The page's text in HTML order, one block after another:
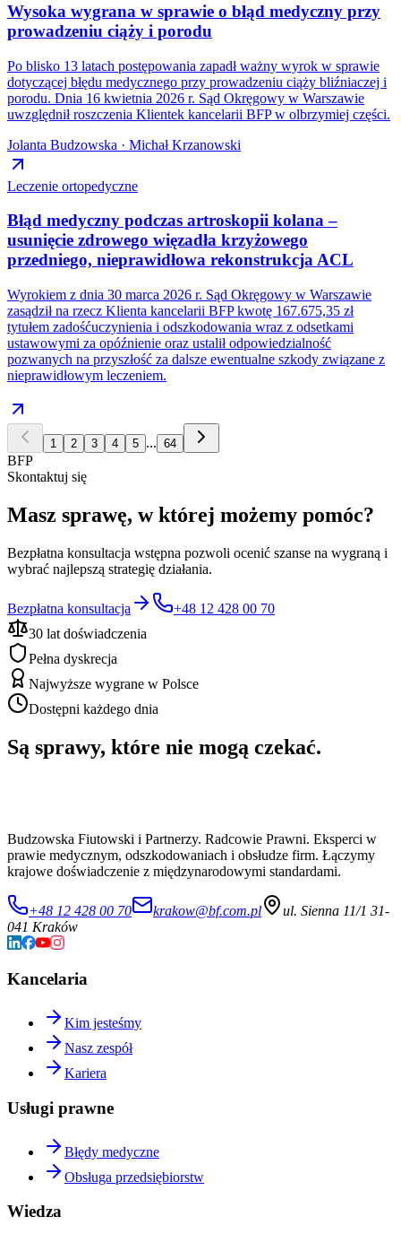
Wysoka wygrana w sprawie o błąd medyczny przy
prowadzeniu ciąży i porodu
Po blisko 13 latach postępowania zapadł ważny wyrok w sprawie
dotyczącej błędu medycznego przy prowadzeniu ciąży bliźniaczej i
porodu. Dnia 16 kwietnia 2026 r. Sąd Okręgowy w Warszawie
uwzględnił roszczenia Klientek kancelarii BFP w olbrzymiej części.
Jolanta Budzowska · Michał Krzanowski
Leczenie ortopedyczne
Błąd medyczny podczas artroskopii kolana –
usunięcie zdrowego więzadła krzyżowego
przedniego, nieprawidłowa rekonstrukcja ACL
Wyrokiem z dnia 30 marca 2026 r. Sąd Okręgowy w Warszawie
zasądził na rzecz Klienta kancelarii BFP kwotę 167.675,35 zł
tytułem zadośćuczynienia i odszkodowania wraz z odsetkami
ustawowymi za opóźnienie oraz ustalił odpowiedzialność
pozwanych na przyszłość za dalsze ewentualne szkody związane z
nieprawidłowym leczeniem.
1 2 3 4 5 ... 64
BFP
Skontaktuj się
Masz sprawę, w której możemy pomóc?
Bezpłatna konsultacja wstępna pozwoli ocenić szanse na wygraną i
wybrać najlepszą strategię działania.
Bezpłatna konsultacja
+48 12 428 00 70
30 lat doświadczenia
Pełna dyskrecja
Najwyższe wygrane w Polsce
Dostępni każdego dnia
Są sprawy, które nie mogą czekać.
Budzowska Fiutowski i Partnerzy. Radcowie Prawni. Eksperci w
prawie medycznym, odszkodowaniach i obsłudze firm. Łączymy
krajowe doświadczenie z międzynarodowymi standardami.
+48 12 428 00 70 krakow@bf.com.pl
ul. Sienna 11/1 31-
041 Kraków
Kancelaria
Kim jesteśmy
Nasz zespół
Kariera
Usługi prawne
Błędy medyczne
Obsługa przedsiębiorstw
Wiedza